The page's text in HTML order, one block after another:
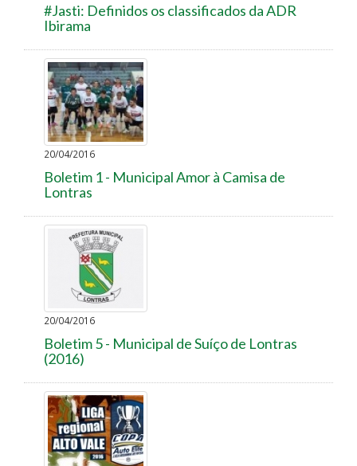
#Jasti: Definidos os classificados da ADR
Ibirama
20/04/2016
Boletim 1 - Municipal Amor à Camisa de
Lontras
20/04/2016
Boletim 5 - Municipal de Suíço de Lontras
(2016)